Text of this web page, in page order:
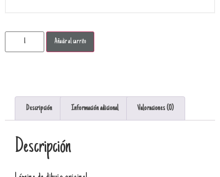
Añadir al carrito
Descripción Información adicional Valoraciones (0)
Descripción